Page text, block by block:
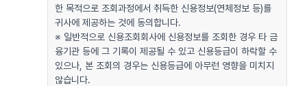
한 목적으로 조회과정에서 취득한 신용정보(연체정보 등)를
귀사에 제공하는 것에 동의합니다.
※ 일반적으로 신용조회회사에 신용정보를 조회한 경우 타 금
융기관 등에 그 기록이 제공될 수 있고 신용등급이 하락할 수
있으나, 본 조회의 경우는 신용등급에 아무런 영향을 미치지
않습니다.